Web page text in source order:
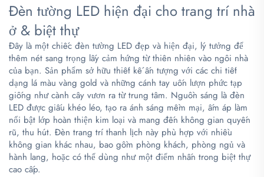
Đèn tường LED hiện đại cho trang trí nhà
ở & biệt thự
Đây là một chiếc đèn tường LED đẹp và hiện đại, lý tưởng để
thêm nét sang trọng lấy cảm hứng từ thiên nhiên vào ngôi nhà
của bạn. Sản phẩm sở hữu thiết kế ấn tượng với các chi tiết
dạng lá màu vàng gold và những cánh tay uốn lượn phức tạp
giống như cành cây vươn ra từ trung tâm. Nguồn sáng là đèn
LED được giấu khéo léo, tạo ra ánh sáng mềm mại, ấm áp làm
nổi bật lớp hoàn thiện kim loại và mang đến không gian quyến
rũ, thu hút. Đèn trang trí thanh lịch này phù hợp với nhiều
không gian khác nhau, bao gồm phòng khách, phòng ngủ và
hành lang, hoặc có thể dùng như một điểm nhấn trong biệt thự
cao cấp.